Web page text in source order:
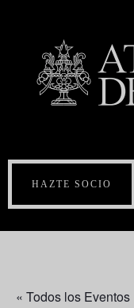
HAZTE SOCIO
« Todos los Eventos